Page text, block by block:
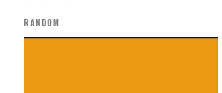
RANDOM